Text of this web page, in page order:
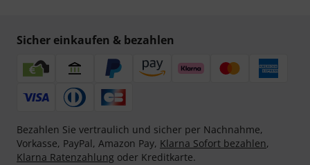
Sicher einkaufen & bezahlen
Bezahlen Sie vertraulich und sicher per Nachnahme,
Vorkasse, PayPal, Amazon Pay, Klarna Sofort bezahlen,
Klarna Ratenzahlung oder Kreditkarte.